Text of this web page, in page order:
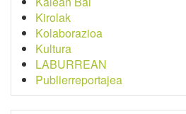
Kirolak
Kolaborazioa
Kultura
LABURREAN
Publierreportajea